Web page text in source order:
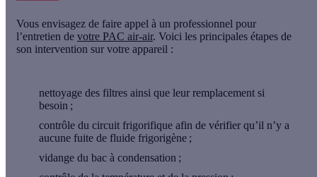
Vous envisagez de faire appel à un professionnel pour
l’entretien de votre PAC air-air. Voici les principales étapes de
son intervention sur votre appareil :
nettoyage des filtres ainsi que leur remplacement si
besoin ;
contrôle du circuit frigorifique afin de vérifier qu’il n’y a
aucune fuite de fluide frigorigène ;
vidange du bac à condensation ;